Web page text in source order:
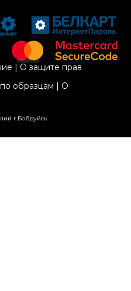
| О защите прав
образцам | О
г.Бобруйск